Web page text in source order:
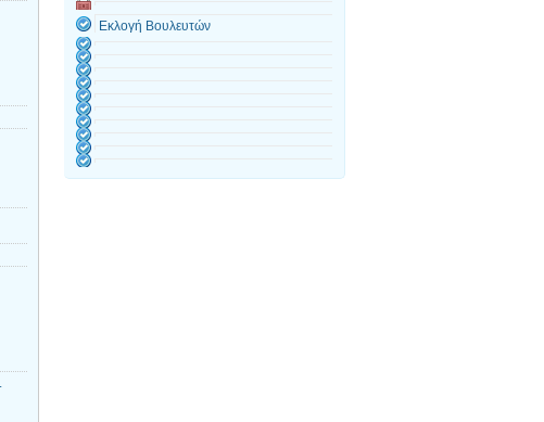
Εκλογή Βουλευτών